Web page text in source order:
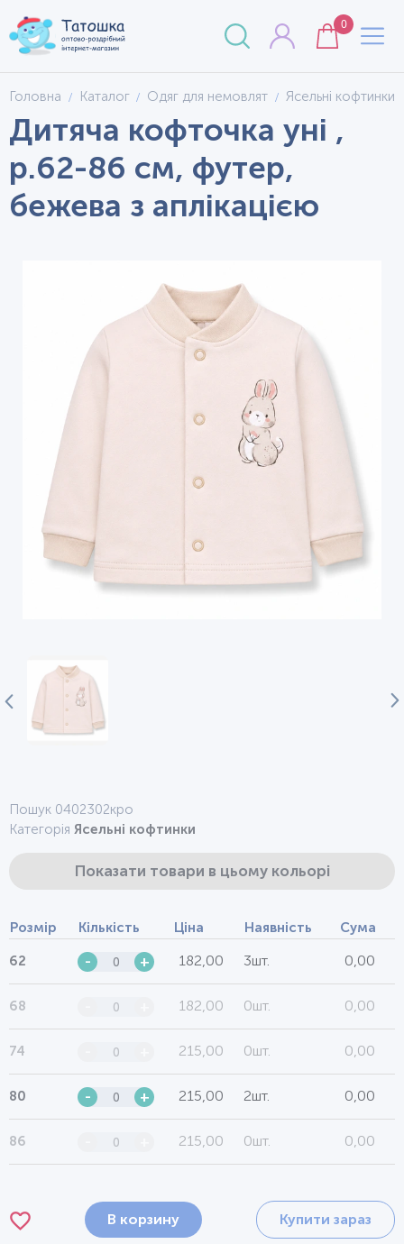
0
Головна Каталог Одяг для немовлят Ясельні кофтинки
Дитяча кофточка уні ,
р.62-86 см, футер,
бежева з аплікацією
Пошук 0402302кро
Категорія Ясельні кофтинки
Показати товари в цьому кольорі
Розмір Кількість Ціна Наявність Сума
62 - + 182,00 3шт. 0,00
68 182,00 0шт. 0,00
74 215,00 0шт. 0,00
80 - + 215,00 2шт. 0,00
86 215,00 0шт. 0,00
В корзину Купити зараз